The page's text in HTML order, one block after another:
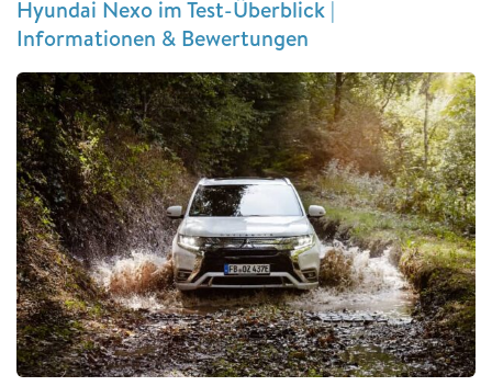
Hyundai Nexo im Test-Überblick |
Informationen & Bewertungen